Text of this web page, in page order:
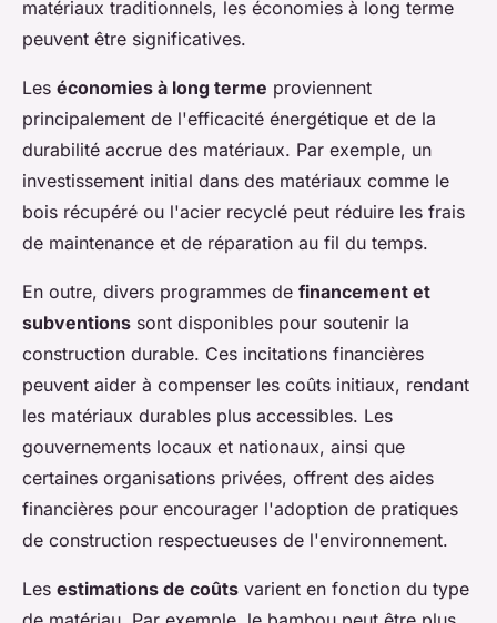
matériaux traditionnels, les économies à long terme
peuvent être significatives.
Les économies à long terme proviennent
principalement de l'efficacité énergétique et de la
durabilité accrue des matériaux. Par exemple, un
investissement initial dans des matériaux comme le
bois récupéré ou l'acier recyclé peut réduire les frais
de maintenance et de réparation au fil du temps.
En outre, divers programmes de financement et
subventions sont disponibles pour soutenir la
construction durable. Ces incitations financières
peuvent aider à compenser les coûts initiaux, rendant
les matériaux durables plus accessibles. Les
gouvernements locaux et nationaux, ainsi que
certaines organisations privées, offrent des aides
financières pour encourager l'adoption de pratiques
de construction respectueuses de l'environnement.
Les estimations de coûts varient en fonction du type